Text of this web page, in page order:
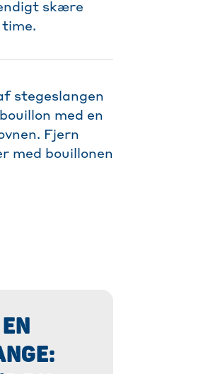
skære
time.
stegeslangen
med en
Fjern
med bouillonen